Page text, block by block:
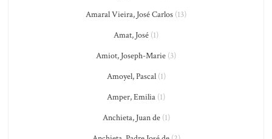
Amaral Vieira, José Carlos (13)
Amat, José (1)
Amiot, Joseph-Marie (3)
Amoyel, Pascal(1)
Amper, Emilia (1)
Anchieta, Juan de(1)